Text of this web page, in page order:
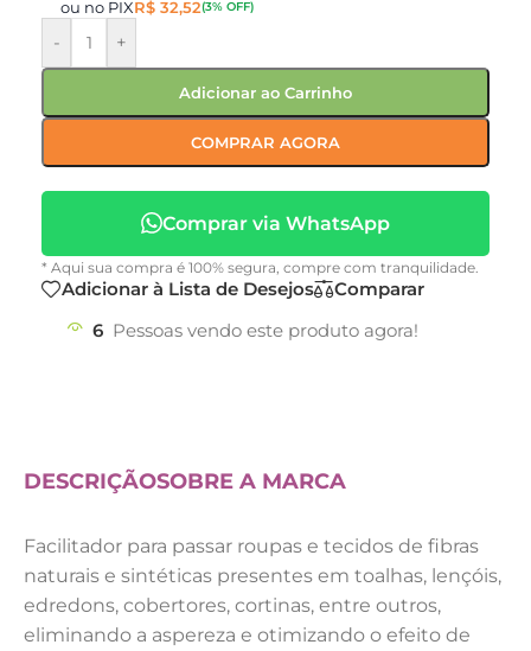
ou no PIXR$ 32,52(3% OFF)
- +
Adicionar ao Carrinho
COMPRAR AGORA
Comprar via WhatsApp
* Aqui sua compra é 100% segura, compre com tranquilidade.
Adicionar à Lista de Desejos
Comparar
6 Pessoas vendo este produto agora!
DESCRIÇÃOSOBRE A MARCA
Facilitador para passar roupas e tecidos de fibras
naturais e sintéticas presentes em toalhas, lençóis,
edredons, cobertores, cortinas, entre outros,
eliminando a aspereza e otimizando o efeito de